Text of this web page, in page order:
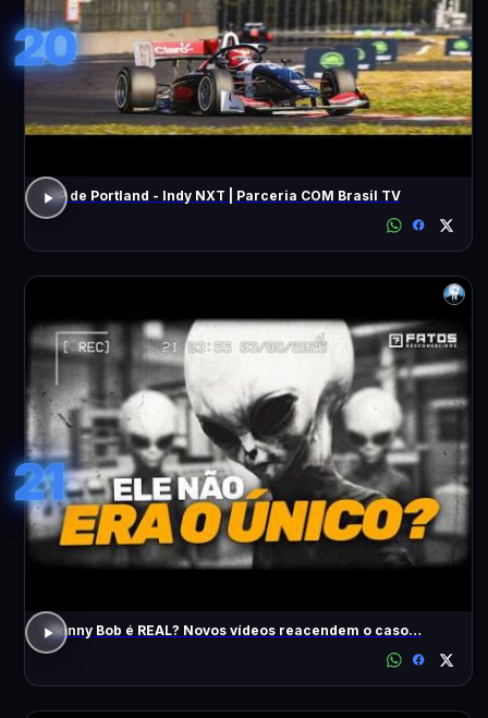
20
GP de Portland - Indy NXT | Parceria COM Brasil TV
21
Skinny Bob é REAL? Novos vídeos reacendem o caso…